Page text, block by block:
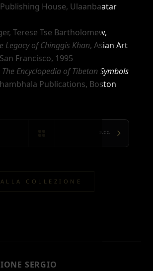
House, Ulaanbaatar
Terese Tse Bartholomew,
Legacy of Chinggis Khan, Asian Art
Francisco, 1995
The Encyclopedia of Tibetan Symbols
Publications, Boston
SUCC.
COLLEZIONE
SERGIO